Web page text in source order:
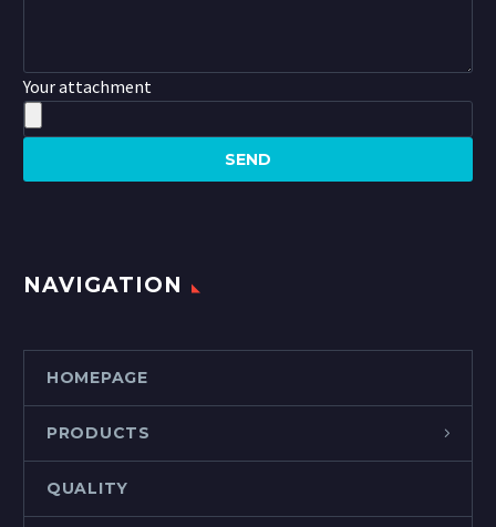
Your attachment
NAVIGATION
HOMEPAGE
PRODUCTS
QUALITY